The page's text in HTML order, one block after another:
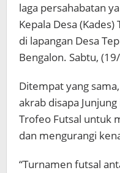
laga persahabatan
Kepala Desa
di lapangan Desa
Bengalon. Sabtu,
Ditempat yang sama,
akrab disapa
Trofeo Futsal untuk
dan mengurangi
“Turnamen futsal